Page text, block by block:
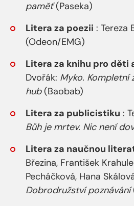
paměť(Paseka)
Litera za poezii : Tereza
(Odeon/EMG)
Litera za knihu pro děti
Dvořák: Myko. Kompletní
hub(Baobab)
Litera za publicistiku :
Bůh je mrtev. Nic není
Litera za naučnou
Březina, František
Pecháčková, Hana
Dobrodružství poznávání